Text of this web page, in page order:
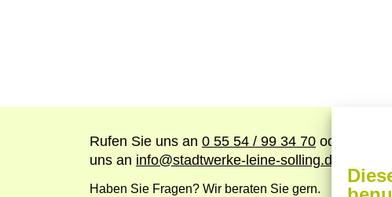
Rufen Sie uns an 0 55 54 / 99 34 70 oder
uns an info@stadtwerke-leine-solling.de
Haben Sie Fragen? Wir beraten Sie gern.